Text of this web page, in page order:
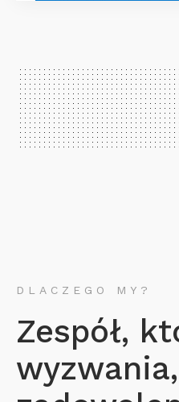
DLACZEGO MY?
Zespół,